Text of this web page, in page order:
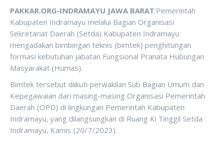
PAKKAR.ORG-INDRAMAYU JAWA BARAT:Pemerintah
Kabupaten Indramayu melalui Bagian Organisasi
Sekretariat Daerah (Setda) Kabupaten Indramayu
mengadakan bimbingan teknis (bimtek) penghitungan
formasi kebutuhan jabatan Fungsional Pranata Hubungan
Masyarakat (Humas).
Bimtek tersebut diikuti perwakilan Sub Bagian Umum dan
Kepegawaian dari masing-masing Organisasi Pemerintah
Daerah (OPD) di lingkungan Pemerintah Kabupaten
Indramayu, yang dilangsungkan di Ruang Ki Tinggil Setda
Indramayu, Kamis (20/7/2023).